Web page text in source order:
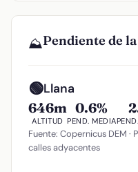
⛰️Pendiente de
🟢Llana
646m
ALTITUD
0.6%
PEND. MEDIA
Fuente: Copernicus DEM
calles adyacentes